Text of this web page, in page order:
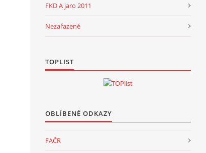
FKD A jaro 2011
Nezařazené
TOPLIST
OBLÍBENÉ ODKAZY
FAČR